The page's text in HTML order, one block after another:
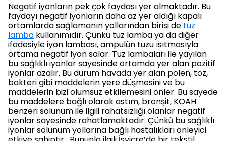
Negatif iyonların pek çok faydası yer almaktadır. Bu
faydayı negatif iyonların daha az yer aldığı kapalı
ortamlarda sağlamanın yollarından birisi de tuz
lamba kullanımıdır. Çünkü tuz lamba ya da diğer
ifadesiyle iyon lambası, ampulün tuzu ısıtmasıyla
ortama negatif iyon salar. Tuz lambaları ile yayılan
bu sağlıklı iyonlar sayesinde ortamda yer alan pozitif
iyonlar azalır. Bu durum havada yer alan polen, toz,
bakteri gibi maddelerin yere düşmesini ve bu
maddelerin bizi olumsuz etkilemesini önler. Bu sayede
bu maddelere bağlı olarak astım, bronşit, KOAH
benzeri solunum ile ilgili rahatsızlığı olanlar negatif
iyonlar sayesinde rahatlamaktadır. Çünkü bu sağlıklı
iyonlar solunum yollarına bağlı hastalıkları önleyici